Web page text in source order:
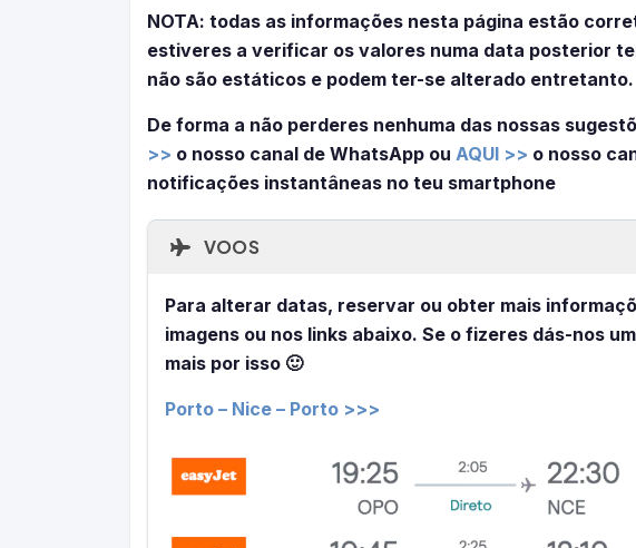
NOTA: todas as informações nesta página estão
estiveres a verificar os valores numa data posterior
não são estáticos e podem ter-se alterado entretanto.
De forma a não perderes nenhuma das nossas
>> o nosso canal de WhatsApp ou AQUI >> o nosso
notificações instantâneas no teu smartphone
VOOS
Para alterar datas, reservar ou obter mais
imagens ou nos links abaixo. Se o fizeres dás-nos
mais por isso 🙂
Porto – Nice – Porto >>>